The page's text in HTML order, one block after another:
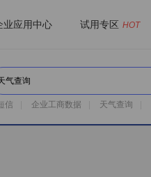
业应用中心 试用专区 HOT
信 企业工商数据 天气查询